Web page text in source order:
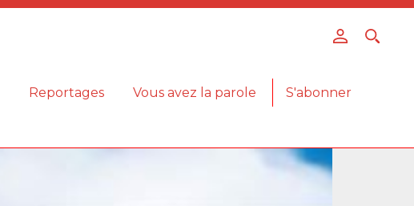
Reportages Vous avez la parole
S'abonner